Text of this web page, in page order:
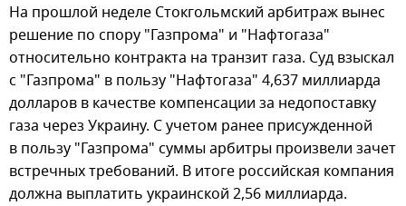
На прошлой неделе Стокгольмский арбитраж вынес
решение по спору "Газпрома" и "Нафтогаза"
относительно контракта на транзит газа. Суд взыскал
с "Газпрома" в пользу "Нафтогаза" 4,637 миллиарда
долларов в качестве компенсации за недопоставку
газа через Украину. С учетом ранее присужденной
в пользу "Газпрома" суммы арбитры произвели зачет
встречных требований. В итоге российская компания
должна выплатить украинской 2,56 миллиарда.